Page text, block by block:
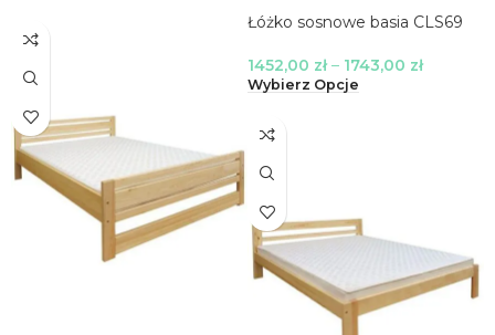
Łóżko sosnowe basia CLS69
1452,00 zł– 1743,00 zł
Wybierz Opcje